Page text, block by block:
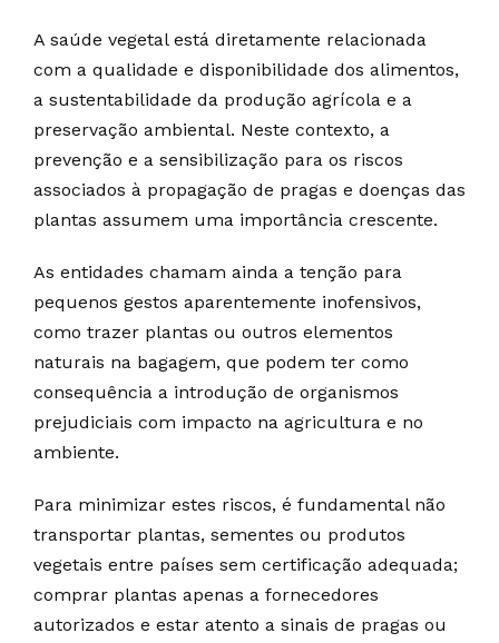
A saúde vegetal está diretamente relacionada
com a qualidade e disponibilidade dos alimentos,
a sustentabilidade da produção agrícola e a
preservação ambiental. Neste contexto, a
prevenção e a sensibilização para os riscos
associados à propagação de pragas e doenças das
plantas assumem uma importância crescente.
As entidades chamam ainda a tenção para
pequenos gestos aparentemente inofensivos,
como trazer plantas ou outros elementos
naturais na bagagem, que podem ter como
consequência a introdução de organismos
prejudiciais com impacto na agricultura e no
ambiente.
Para minimizar estes riscos, é fundamental não
transportar plantas, sementes ou produtos
vegetais entre países sem certificação adequada;
comprar plantas apenas a fornecedores
autorizados e estar atento a sinais de pragas ou